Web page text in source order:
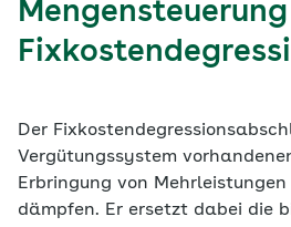
Der
Vergütungssystem
Erbringung von
dämpfen. Er ersetzt dabei die